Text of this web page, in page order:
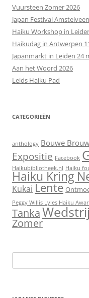
Vuursteen Zomer 2026
Japan Festival
Haiku Workshop in
Haikudag in Antwerpen
Japanmarkt in Leiden 24
Aan het Woord 2026
Leids Haiku Pad
CATEGORIEËN
anthology Bouwe
Expositie Facebook
Haikubibliotheek.nl Haiku
Haiku Kring
Kukai Lente
Peggy Willis Lyles Haiku
Tanka
Zomer
naar: